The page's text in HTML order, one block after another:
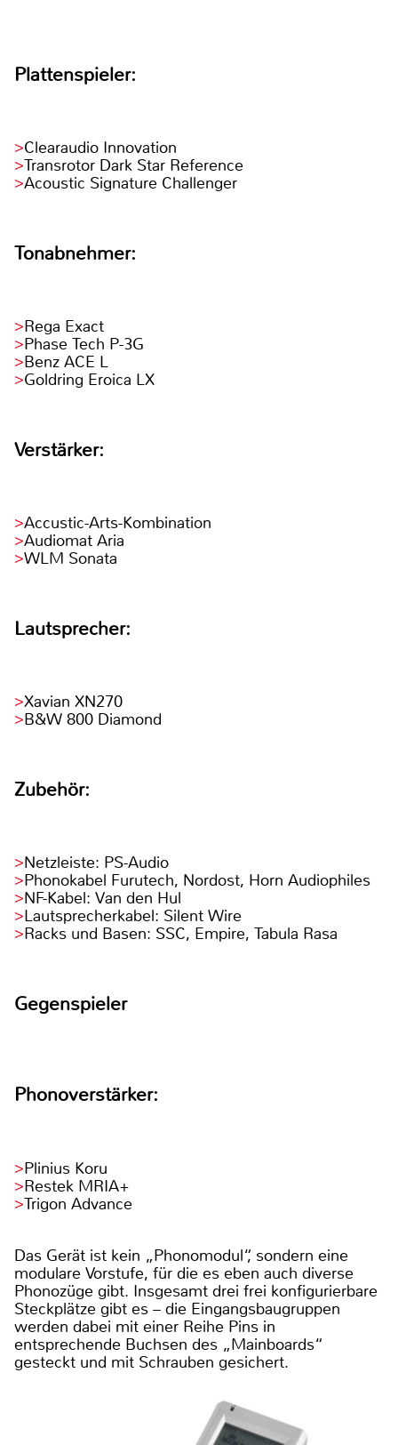
Plattenspieler:
Clearaudio Innovation
Transrotor Dark Star Reference
Acoustic Signature Challenger
Tonabnehmer:
Rega Exact
Phase Tech P-3G
Benz ACE L
Goldring Eroica LX
Verstärker:
Accustic-Arts-Kombination
Audiomat Aria
WLM Sonata
Lautsprecher:
Xavian XN270
B&W 800 Diamond
Zubehör:
Netzleiste: PS-Audio
Phonokabel Furutech, Nordost, Horn Audiophiles
NF-Kabel: Van den Hul
Lautsprecherkabel: Silent Wire
Racks und Basen: SSC, Empire, Tabula Rasa
Gegenspieler
Phonoverstärker:
Plinius Koru
Restek MRIA+
Trigon Advance
Das Gerät ist kein „Phonomodul“, sondern eine
modulare Vorstufe, für die es eben auch diverse
Phonozüge gibt. Insgesamt drei frei konfigurierbare
Steckplätze gibt es – die Eingangsbaugruppen
werden dabei mit einer Reihe Pins in
entsprechende Buchsen des „Mainboards“
gesteckt und mit Schrauben gesichert.